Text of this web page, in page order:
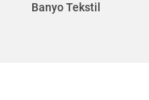
Banyo Tekstil